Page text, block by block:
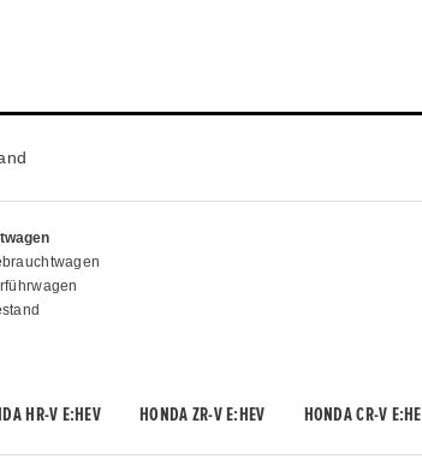
HR-V E:HEV HONDA ZR-V E:HEV HONDA CR-V